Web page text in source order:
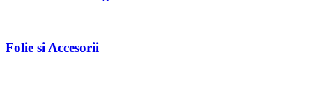
Folie si Accesorii